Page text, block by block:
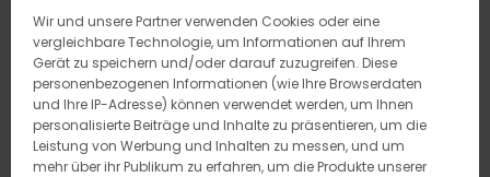
Wir und unsere Partner verwenden Cookies oder eine
vergleichbare Technologie, um Informationen auf Ihrem
Gerät zu speichern und/oder darauf zuzugreifen. Diese
personenbezogenen Informationen (wie Ihre Browserdaten
und Ihre IP-Adresse) können verwendet werden, um Ihnen
personalisierte Beiträge und Inhalte zu präsentieren, um die
Leistung von Werbung und Inhalten zu messen, und um
mehr über ihr Publikum zu erfahren, um die Produkte unserer